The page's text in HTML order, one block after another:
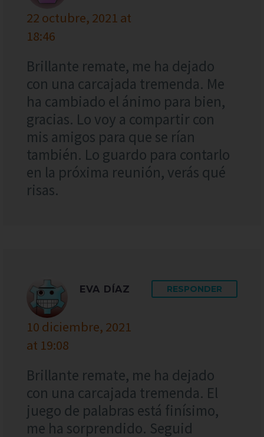
22 octubre, 2021 at
18:46
Brillante remate, me ha dejado
con una carcajada tremenda. Me
ha cambiado el ánimo para bien,
gracias. Lo voy a compartir con
mis amigos para que se rían
también. Lo guardo para contarlo
en la próxima reunión, verás qué
risas.
EVA DÍAZ
10 diciembre, 2021
at 19:08
RESPONDER
Brillante remate, me ha dejado
con una carcajada tremenda. El
juego de palabras está finísimo,
me ha sorprendido. Seguid